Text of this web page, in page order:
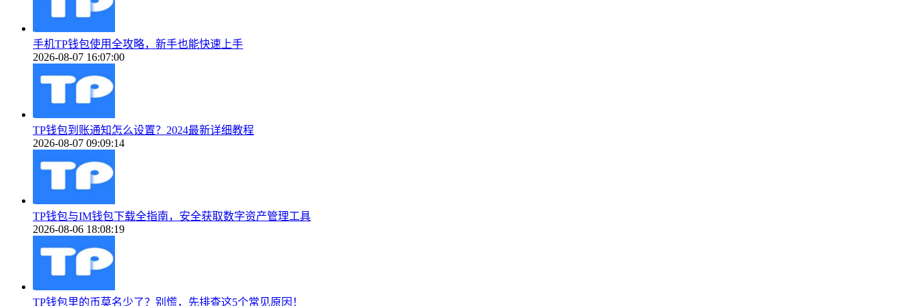
手机TP钱包使用全攻略，新手也能快速上手
2026-08-07 16:07:00
TP钱包到账通知怎么设置？2024最新详细教程
2026-08-07 09:09:14
TP钱包与IM钱包下载全指南，安全获取数字资产管理工具
2026-08-06 18:08:19
TP钱包里的币莫名少了？别慌，先排查这5个常见原因！